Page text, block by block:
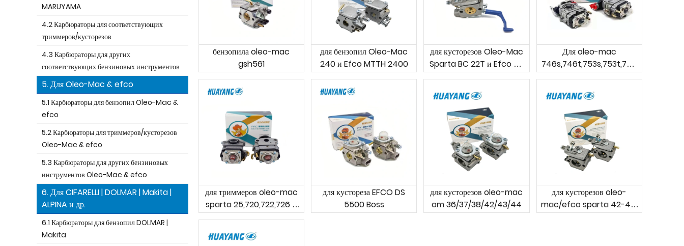
MARUYAMA
4.2 Карбюраторы для соответствующих
триммеров/кусторезов
4.3 Карбюраторы для других
соответствующих бензиновых инструментов
5. Для Oleo-Mac & efco
5.1 Карбюраторы для бензопил Oleo-Mac &
efco
5.2 Карбюраторы для триммеров/кусторезов
Oleo-Mac & efco
5.3 Карбюраторы для других бензиновых
инструментов Oleo-Mac & efco
6. Для CIFARELLI | DOLMAR | Makita |
ALPINA и др.
6.1 Карбюраторы для бензопил DOLMAR |
Makita
бензопила oleo-mac
gsh561
для бензопил Oleo-Mac
240 и Efco MTTH 2400
для кусторезов Oleo-Mac
Sparta BC 22T и Efco DS
2210 и др.
Для oleo-mac
746s,746t,753s,753t,755
master & efco
ergo,8550 босс
для триммеров oleo-mac
sparta 25,720,722,726 и
efco stark 24,25,26
для кустореза EFCO DS
5500 Boss
для кусторезов oleo-mac
om 36/37/38/42/43/44
для кусторезов oleo-
mac/efco sparta 42-44,
stark 42-44